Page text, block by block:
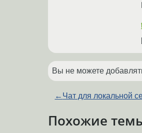
Вы не можете
← Чат для локальной
Похожие